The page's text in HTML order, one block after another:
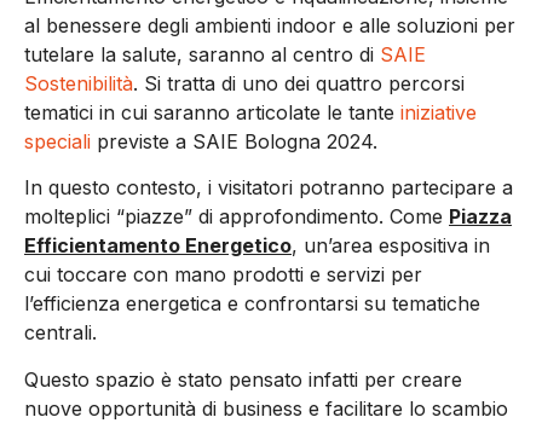
al benessere degli ambienti indoor e alle soluzioni per
tutelare la salute, saranno al centro di SAIE
Sostenibilità. Si tratta di uno dei quattro percorsi
tematici in cui saranno articolate le tante iniziative
speciali previste a SAIE Bologna 2024.
In questo contesto, i visitatori potranno partecipare a
molteplici “piazze” di approfondimento. Come Piazza
Efficientamento Energetico, un’area espositiva in
cui toccare con mano prodotti e servizi per
l’efficienza energetica e confrontarsi su tematiche
centrali.
Questo spazio è stato pensato infatti per creare
nuove opportunità di business e facilitare lo scambio